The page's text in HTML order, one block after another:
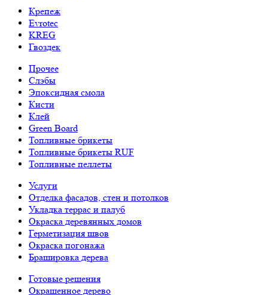
Крепеж
Evrotec
KREG
Гвоздек
Прочее
Слэбы
Эпоксидная смола
Кисти
Клей
Green Board
Топливные брикеты
Топливные брикеты RUF
Топливные пеллеты
Услуги
Отделка фасадов, стен и потолков
Укладка террас и палуб
Окраска деревянных домов
Герметизация швов
Окраска погонажа
Брашировка дерева
Готовые решения
Окрашенное дерево